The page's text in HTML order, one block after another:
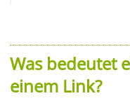
Was bedeutet
einem Link?